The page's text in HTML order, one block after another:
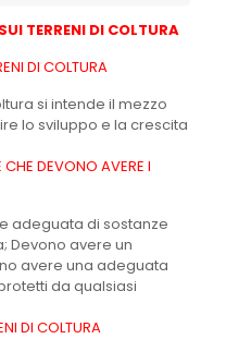
TERRENI DI COLTURA
DI COLTURA
si intende il mezzo
lo sviluppo e la crescita
DEVONO AVERE I
adeguata di sostanze
Devono avere un
avere una adeguata
da qualsiasi
DI COLTURA